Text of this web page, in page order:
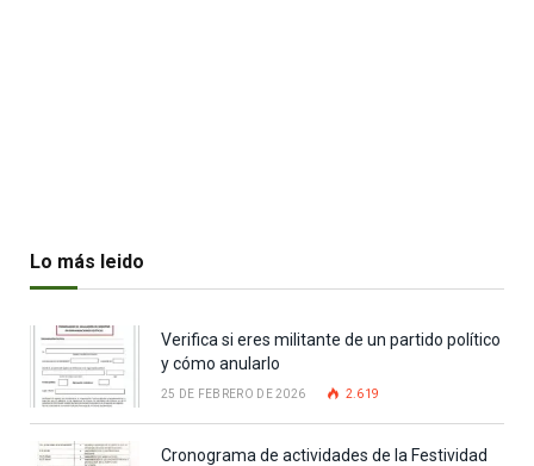
Lo más leido
Verifica si eres militante de un partido político
y cómo anularlo
25 DE FEBRERO DE 2026 2.619
Cronograma de actividades de la Festividad